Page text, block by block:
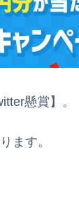
懸賞】。
ます。